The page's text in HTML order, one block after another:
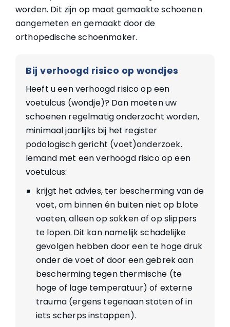
worden. Dit zijn op maat gemaakte schoenen
aangemeten en gemaakt door de
orthopedische schoenmaker.
Bij verhoogd risico op wondjes
Heeft u een verhoogd risico op een
voetulcus (wondje)? Dan moeten uw
schoenen regelmatig onderzocht worden,
minimaal jaarlijks bij het register
podologisch gericht (voet)onderzoek.
Iemand met een verhoogd risico op een
voetulcus:
krijgt het advies, ter bescherming van de
voet, om binnen én buiten niet op blote
voeten, alleen op sokken of op slippers
te lopen. Dit kan namelijk schadelijke
gevolgen hebben door een te hoge druk
onder de voet of door een gebrek aan
bescherming tegen thermische (te
hoge of lage temperatuur) of externe
trauma (ergens tegenaan stoten of in
iets scherps instappen).